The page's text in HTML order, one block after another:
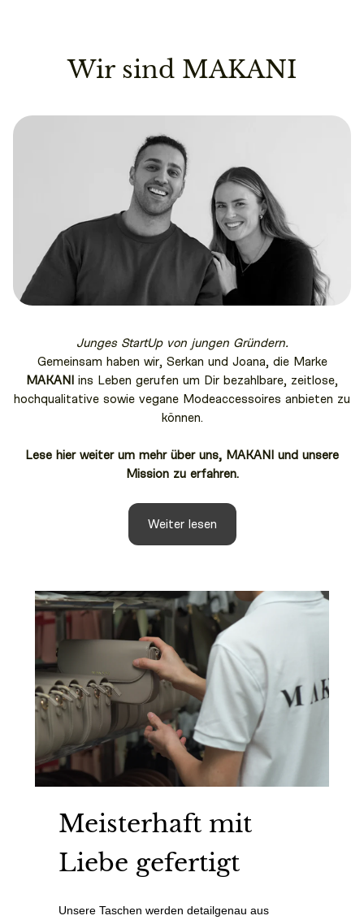
Wir sind MAKANI
Junges StartUp von jungen Gründern.
Gemeinsam haben wir, Serkan und Joana, die Marke
MAKANI
ins Leben gerufen um Dir bezahlbare, zeitlose,
hochqualitative sowie vegane Modeaccessoires anbieten zu
können.
Lese hier weiter um mehr über uns, MAKANI und unsere
Mission zu erfahren.
Weiter lesen
Meisterhaft mit
Liebe gefertigt
Unsere Taschen werden detailgenau aus